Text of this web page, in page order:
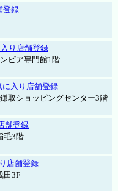
登録
り店舗登録
ピア専門館1階
に入り店舗登録
取ショッピングセンター3階
舗登録
毛3階
店舗登録
田3F